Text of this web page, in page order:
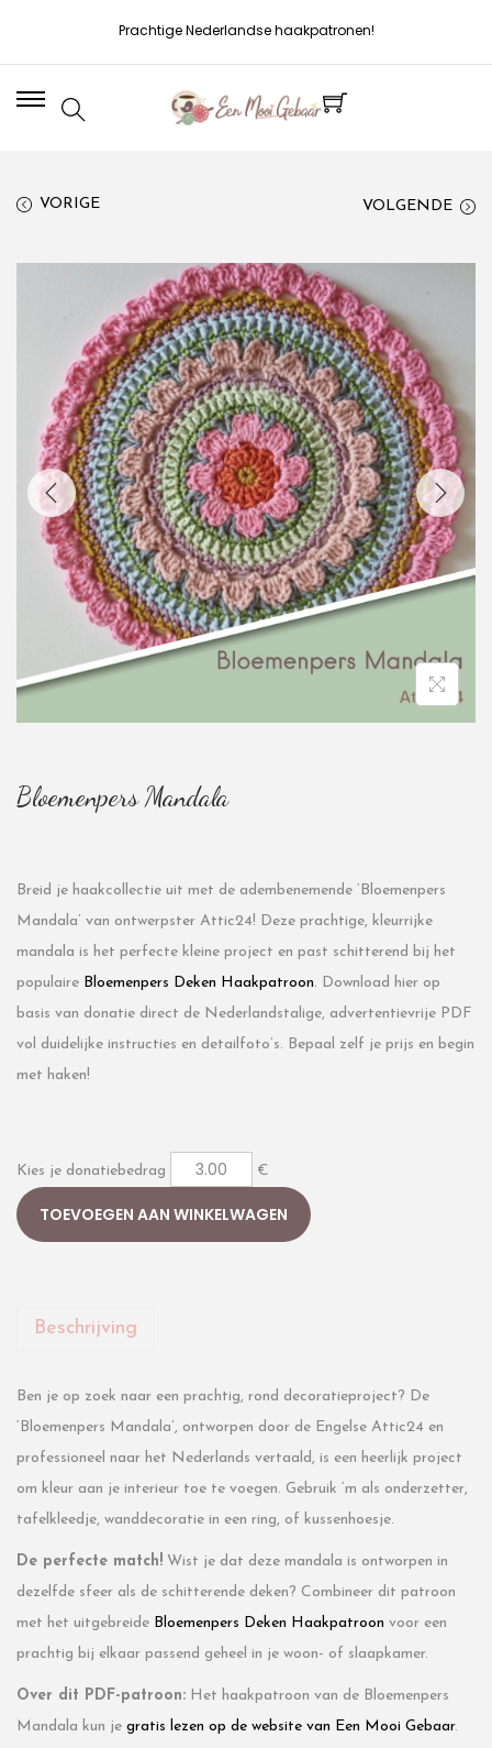
Prachtige Nederlandse haakpatronen!
VORIGE VOLGENDE
Bloemenpers Mandala
Breid je haakcollectie uit met de adembenemende ‘Bloemenpers
Mandala’ van ontwerpster Attic24! Deze prachtige, kleurrijke
mandala is het perfecte kleine project en past schitterend bij het
populaire Bloemenpers Deken Haakpatroon. Download hier op
basis van donatie direct de Nederlandstalige, advertentievrije PDF
vol duidelijke instructies en detailfoto’s. Bepaal zelf je prijs en begin
met haken!
Kies je donatiebedrag €
TOEVOEGEN AAN WINKELWAGEN
Beschrijving
Ben je op zoek naar een prachtig, rond decoratieproject? De
‘Bloemenpers Mandala’, ontworpen door de Engelse Attic24 en
professioneel naar het Nederlands vertaald, is een heerlijk project
om kleur aan je interieur toe te voegen. Gebruik ‘m als onderzetter,
tafelkleedje, wanddecoratie in een ring, of kussenhoesje.
De perfecte match! Wist je dat deze mandala is ontworpen in
dezelfde sfeer als de schitterende deken? Combineer dit patroon
met het uitgebreide Bloemenpers Deken Haakpatroon voor een
prachtig bij elkaar passend geheel in je woon- of slaapkamer.
Over dit PDF-patroon: Het haakpatroon van de Bloemenpers
Mandala kun je gratis lezen op de website van Een Mooi Gebaar.